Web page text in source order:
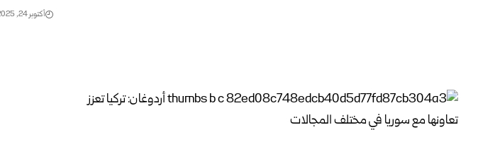
أكتوبر 24, 2025